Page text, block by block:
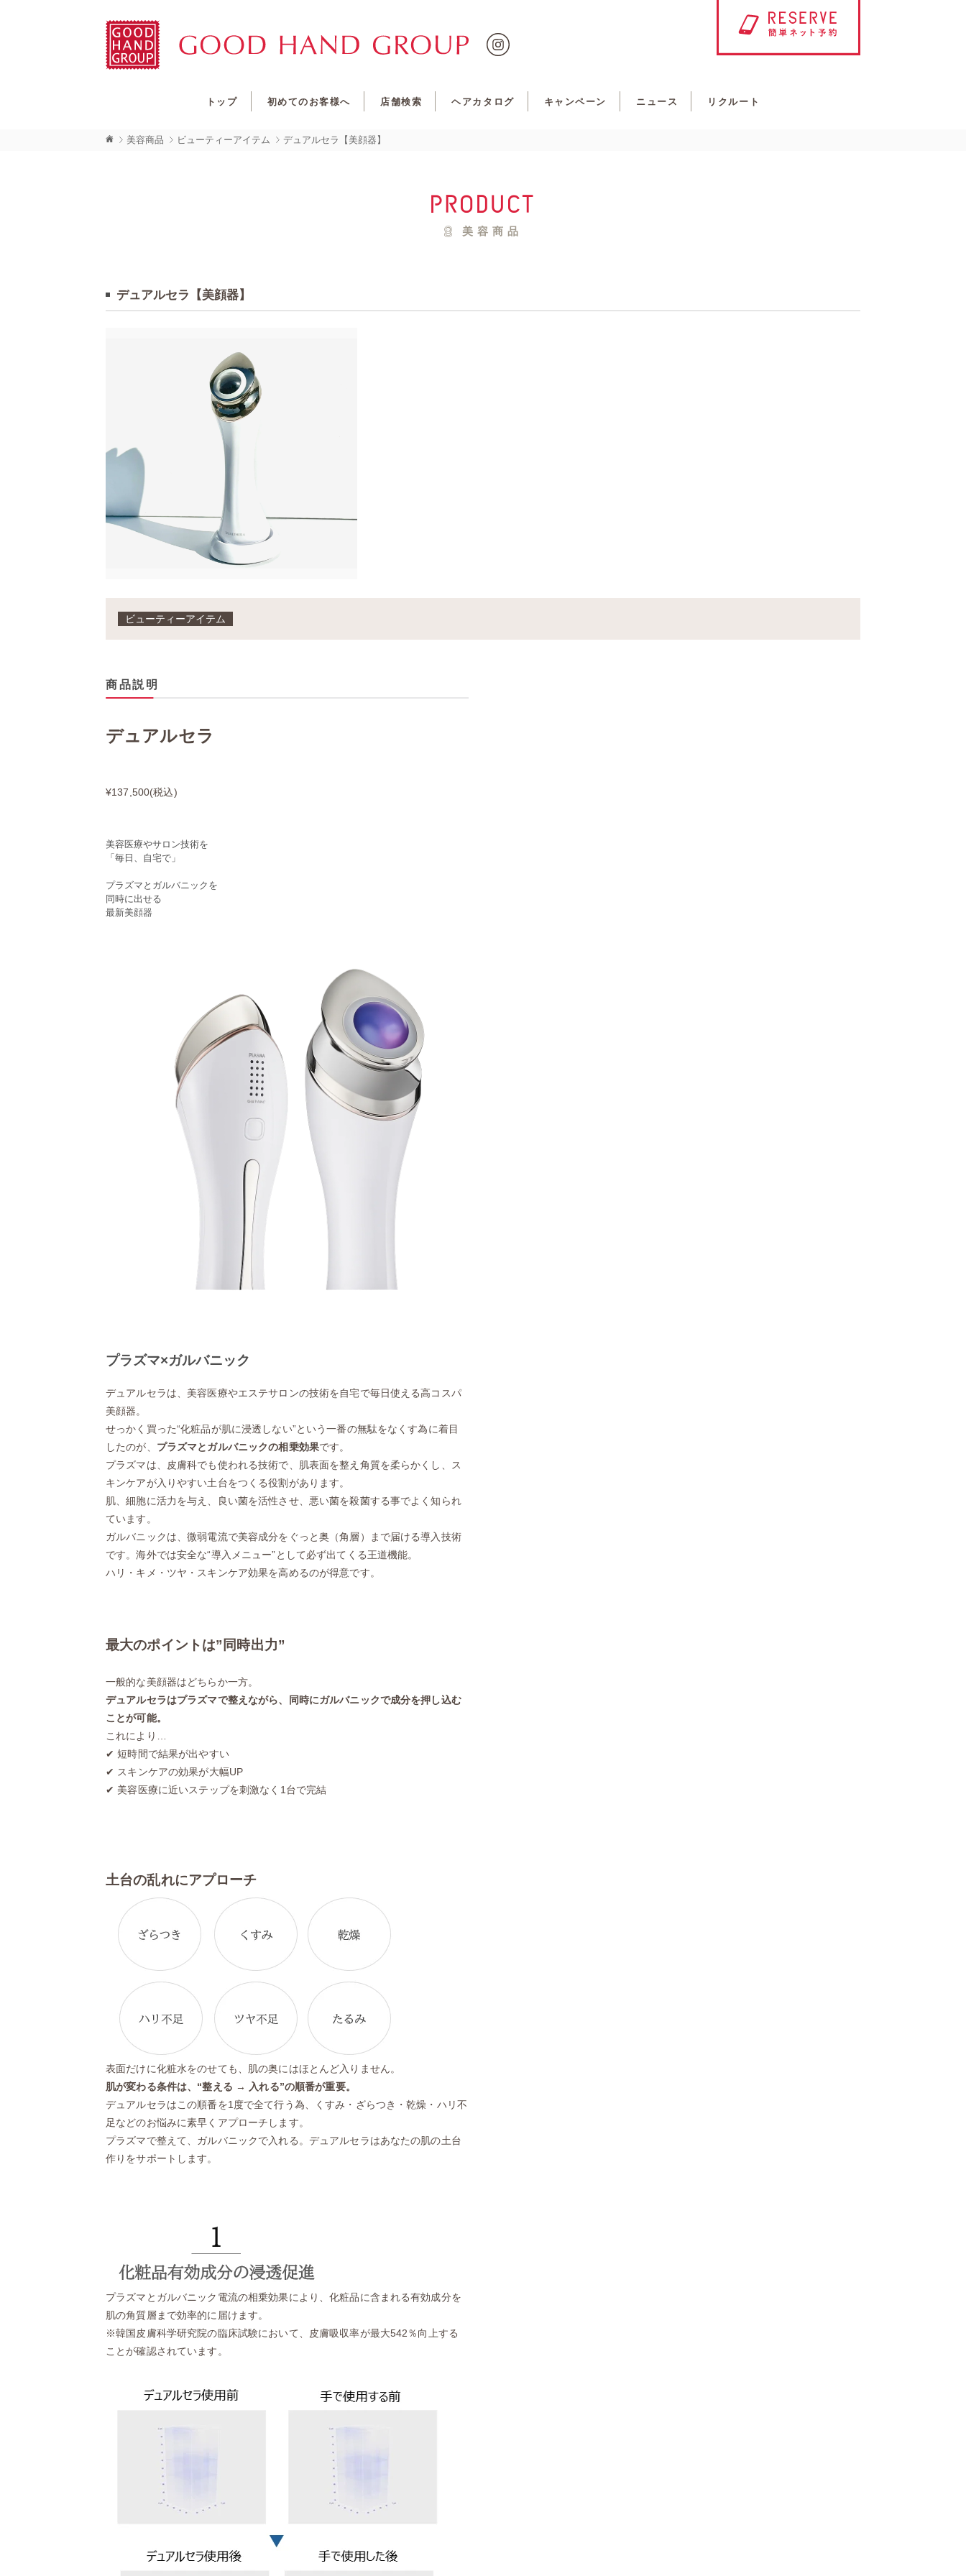
トップ 初めてのお客様へ 店舗検索 ヘアカタログ キャンペーン ニュース リクルート
美容商品 ビューティーアイテム デュアルセラ【美顔器】
product
美容商品
デュアルセラ【美顔器】
ビューティーアイテム
商品説明
デュアルセラ
¥137,500(税込)
美容医療やサロン技術を
「毎日、自宅で」
プラズマとガルバニックを
同時に出せる
最新美顔器
プラズマ×ガルバニック
デュアルセラは、美容医療やエステサロンの技術を自宅で毎日使える高コスパ
美顔器。
せっかく買った“化粧品が肌に浸透しない”という一番の無駄をなくす為に着目
したのが、 プラズマとガルバニックの相乗効果です。
プラズマは、皮膚科でも使われる技術で、肌表面を整え角質を柔らかくし、ス
キンケアが入りやすい土台をつくる役割があります。
肌、細胞に活力を与え、良い菌を活性させ、悪い菌を殺菌する事でよく知られ
ています。
ガルバニックは、微弱電流で美容成分をぐっと奥（角層）まで届ける導入技術
です。海外では安全な“導入メニュー”として必ず出てくる王道機能。
ハリ・キメ・ツヤ・スキンケア効果を高めるのが得意です。
最大のポイントは”同時出力”
一般的な美顔器はどちらか一方。
デュアルセラはプラズマで整えながら、同時にガルバニックで成分を押し込む
ことが可能。
これにより…
✔ 短時間で結果が出やすい
✔ スキンケアの効果が大幅UP
✔ 美容医療に近いステップを刺激なく1台で完結
土台の乱れにアプローチ
表面だけに化粧水をのせても、肌の奥にはほとんど入りません。
肌が変わる条件は、“整える → 入れる”の順番が重要。
デュアルセラはこの順番を1度で全て行う為、くすみ・ざらつき・乾燥・ハリ不
足などのお悩みに素早くアプローチします。
プラズマで整えて、ガルバニックで入れる。デュアルセラはあなたの肌の土台
作りをサポートします。
プラズマとガルバニック電流の相乗効果により、化粧品に含まれる有効成分を
肌の角質層まで効率的に届けます。
※韓国皮膚科学研究院の臨床試験において、皮膚吸収率が最大542％向上する
ことが確認されています。